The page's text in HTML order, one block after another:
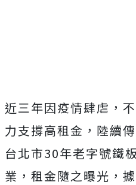
近三年因疫情肆虐，
力支撐高租金，陸續
台北市30年老字號鐵
業，租金隨之曝光，